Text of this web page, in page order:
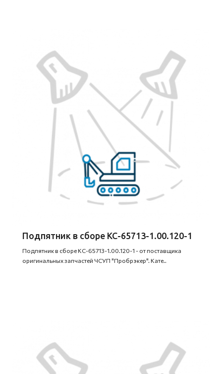
Подпятник в сборе КС-65713-1.00.120-1
Подпятник в сборе КС-65713-1.00.120-1 - от поставщика
оригинальных запчастей ЧСУП "Пробрэкер". Кате..